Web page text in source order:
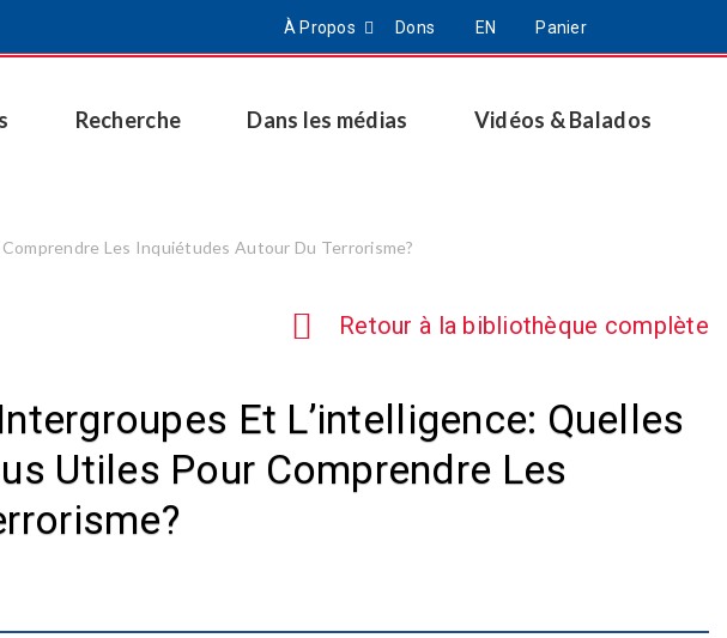
À Propos Dons EN Panier
Recherche Dans les médias Vidéos & Balados
Les Inquiétudes Autour Du Terrorisme?
Retour à la bibliothèque complète
Et L’intelligence: Quelles
Utiles Pour Comprendre Les